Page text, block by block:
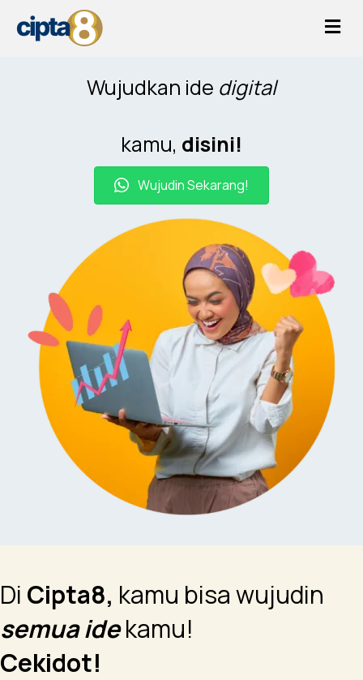
Wujudkan ide digital
kamu, disini!
Wujudin Sekarang!
Di Cipta8, kamu bisa wujudin
semua idekamu!
Cekidot!